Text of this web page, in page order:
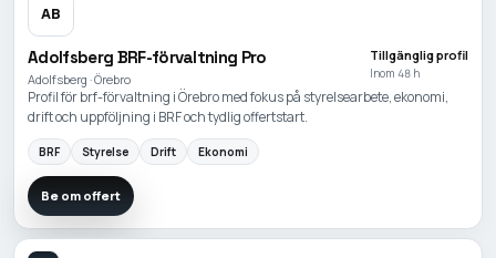
AB
Adolfsberg BRF-förvaltning Pro
Adolfsberg · Örebro
Tillgänglig profil
Inom 48 h
Profil för brf-förvaltning i Örebro med fokus på styrelsearbete, ekonomi,
drift och uppföljning i BRF och tydlig offertstart.
BRF Styrelse Drift Ekonomi
Be om offert